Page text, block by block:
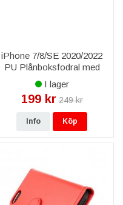
iPhone 7/8/SE 2020/2022
PU Plånboksfodral med
Kortfack - Gyllenbrun
I lager
199 kr 249 kr
Info Köp